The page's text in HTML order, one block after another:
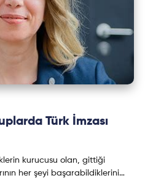
Türk İmzası
kurucusu olan, gittiği
her şeyi başarabildiklerini